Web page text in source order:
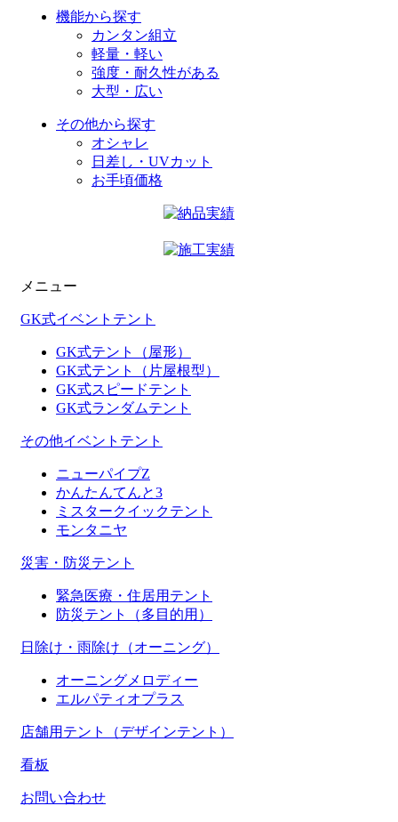
機能から探す
カンタン組立
軽量・軽い
強度・耐久性がある
大型・広い
その他から探す
オシャレ
日差し・UVカット
お手頃価格
メニュー
GK式イベントテント
GK式テント（屋形）
GK式テント（片屋根型）
GK式スピードテント
GK式ランダムテント
その他イベントテント
ニューパイプZ
かんたんてんと3
ミスタークイックテント
モンタニヤ
災害・防災テント
緊急医療・住居用テント
防災テント（多目的用）
日除け・雨除け（オーニング）
オーニングメロディー
エルパティオプラス
店舗用テント（デザインテント）
看板
お問い合わせ